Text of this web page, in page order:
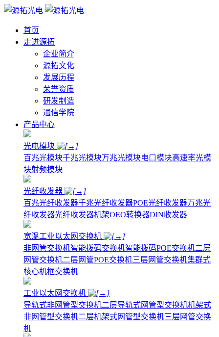
首页
走进源拓
企业简介
源拓文化
发展历程
荣誉资质
研发制造
通信学院
产品中心
光电模块
百兆光模块千兆光模块万兆光模块电口模块高速率光模
块射频模块
光纤收发器
百兆光纤收发器千兆光纤收发器POE光纤收发器万兆光
纤收发器光纤收发器机架OEO转换器DIN收发器
宽温工业以太网交换机
非网管交换机智能拨码交换机智能拨码POE交换机二层
网管交换机二层网管POE交换机三层网管交换机集群式
核心机框交换机
工业以太网交换机
导轨式非网管型交换机二层导轨式网管型交换机机架式
非网管型交换机二层机架式网管型交换机三层网管交换
机